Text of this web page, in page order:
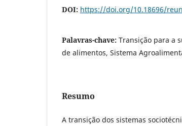
DOI: https://doi.org/10.18696/
Palavras-chave: Transição para a
de alimentos, Sistema
Resumo
A transição dos sistemas